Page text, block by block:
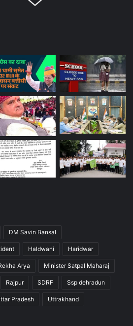
DM Savin Bansal
Haldwani Haridwar
Arya Minister Satpal Maharaj
Rajpur SDRF Ssp dehradun
Pradesh Uttrakhand